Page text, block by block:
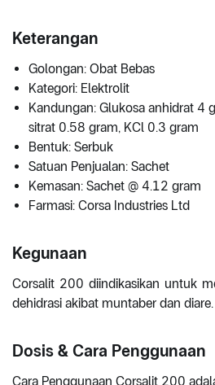
Keterangan
Golongan: Obat Bebas
Kategori: Elektrolit
Kandungan: Glukosa anhidrat 4
sitrat 0.58 gram, KCl 0.3 gram
Bentuk: Serbuk
Satuan Penjualan: Sachet
Kemasan: Sachet @ 4.12 gram
Farmasi: Corsa Industries Ltd
Kegunaan
Corsalit 200 diindikasikan untuk
dehidrasi akibat muntaber dan diare.
Dosis & Cara Penggunaan
Cara Penggunaan Corsalit 200